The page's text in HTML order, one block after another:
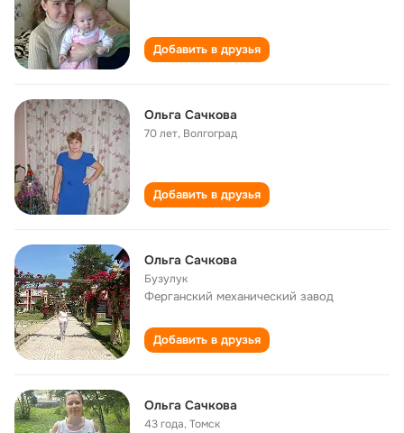
Добавить в друзья
Ольга Сачкова
70 лет, Волгоград
Добавить в друзья
Ольга Сачкова
Бузулук
Ферганский механический завод
Добавить в друзья
Ольга Сачкова
43 года,Томск